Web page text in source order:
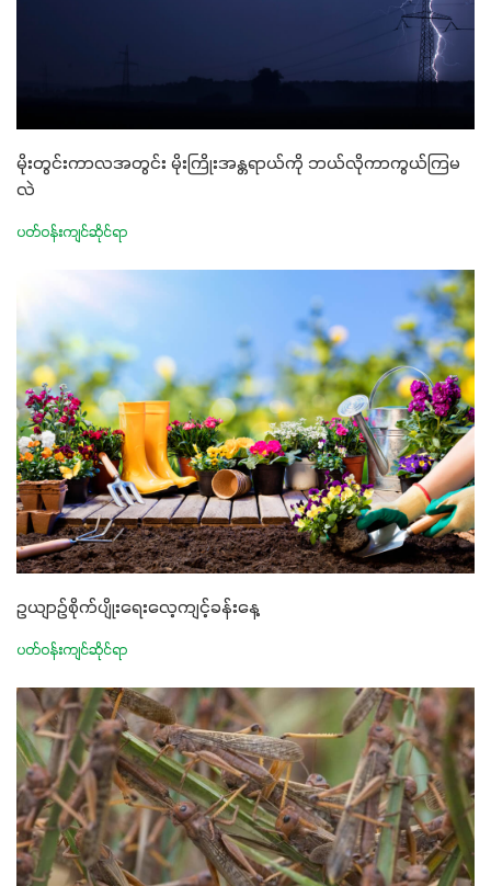
မိုးတွင်းကာလအတွင်း မိုးကြိုးအန္တရာယ်ကို ဘယ်လိုကာကွယ်ကြမ
လဲ
ပတ်ဝန်းကျင်ဆိုင်ရာ
ဥယျာဉ်စိုက်ပျိုးရေးလေ့ကျင့်ခန်းနေ့
ပတ်ဝန်းကျင်ဆိုင်ရာ